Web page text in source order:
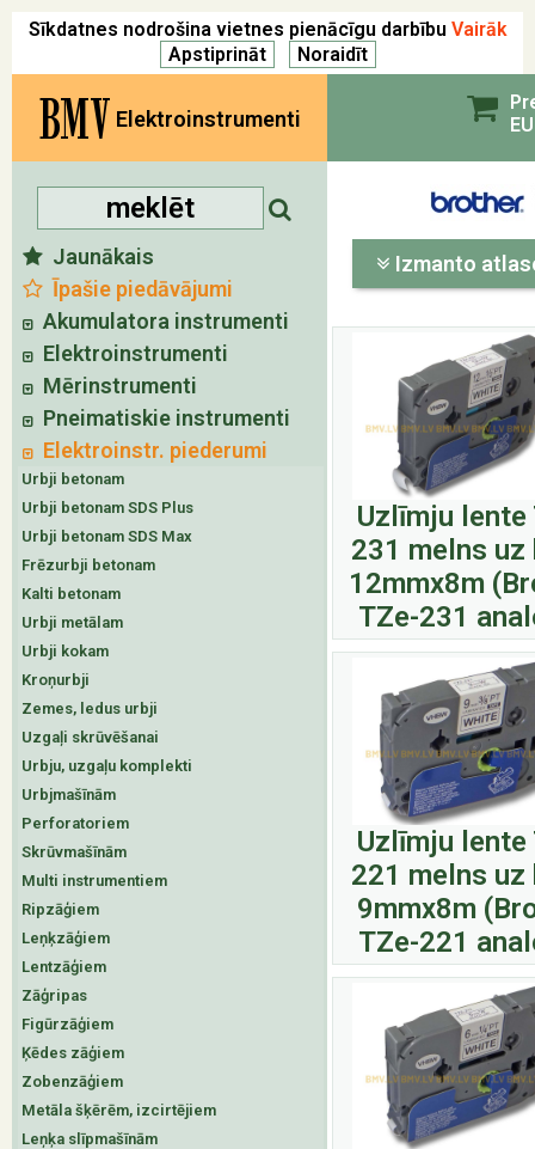
Sīkdatnes nodrošina vietnes pienācīgu darbību Vairāk
BMV Elektroinstrumenti
Jaunākais
Īpašie piedāvājumi
Akumulatora instrumenti
Elektroinstrumenti
Mērinstrumenti
Pneimatiskie instrumenti
Elektroinstr. piederumi
Urbji betonam
Urbji betonam SDS Plus
Urbji betonam SDS Max
Frēzurbji betonam
Kalti betonam
Urbji metālam
Urbji kokam
Kroņurbji
Zemes, ledus urbji
Uzgaļi skrūvēšanai
Urbju, uzgaļu komplekti
Urbjmašīnām
Perforatoriem
Skrūvmašīnām
Multi instrumentiem
Ripzāģiem
Leņķzāģiem
Lentzāģiem
Zāģripas
Figūrzāģiem
Ķēdes zāģiem
Zobenzāģiem
Metāla šķērēm, izcirtējiem
Leņķa slīpmašīnām
Izmanto
Uzlīmju lente
231 melns uz
12mmx8m
TZe-231
Uzlīmju lente
221 melns uz
9mmx8m
TZe-221